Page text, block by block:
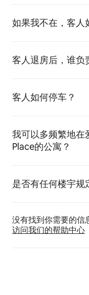
如果我不在，客人
客人退房后，谁负
客人如何停车？
我可以多频繁地
Place的公寓？
是否有任何楼宇规
没有找到你需要的信
访问我们的帮助中心